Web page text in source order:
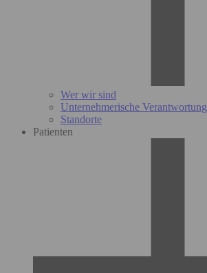
Wer wir sind
Unternehmerische Verantwortung
Standorte
Patienten